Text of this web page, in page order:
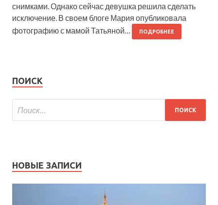
снимками. Однако сейчас девушка решила сделать
исключение. В своем блоге Мария опубликовала
фотографию с мамой Татьяной…
ПОДРОБНЕЕ
ПОИСК
НОВЫЕ ЗАПИСИ